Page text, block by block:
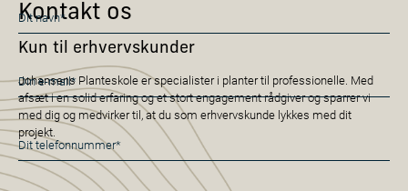
Kontakt os
Kun til erhvervskunder
Johansens Planteskole er specialister i planter til professionelle. Med
afsæt i en solid erfaring og et stort engagement rådgiver og sparrer vi
med dig og medvirker til, at du som erhvervskunde lykkes med dit
projekt.
Navn
*
E-
mail
*
Telefon
*